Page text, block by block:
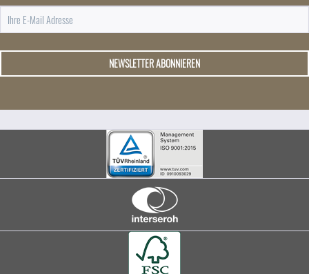
NEWSLETTER ABONNIEREN